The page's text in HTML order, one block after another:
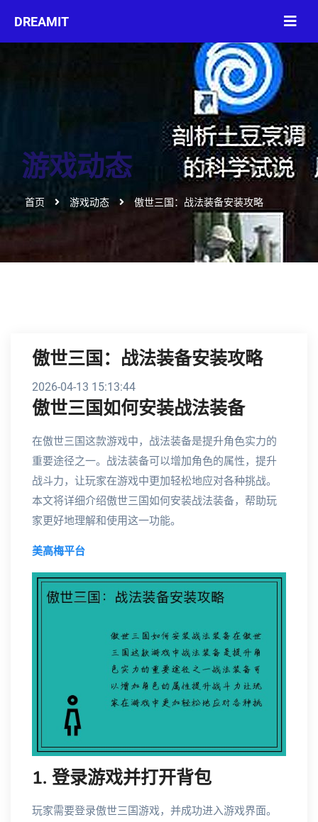
游戏动态
首页 游戏动态 傲世三国：战法装备安装攻略
傲世三国：战法装备安装攻略
2026-04-13 15:13:44
傲世三国如何安装战法装备
在傲世三国这款游戏中，战法装备是提升角色实力的
重要途径之一。战法装备可以增加角色的属性，提升
战斗力，让玩家在游戏中更加轻松地应对各种挑战。
本文将详细介绍傲世三国如何安装战法装备，帮助玩
家更好地理解和使用这一功能。
美高梅平台
1. 登录游戏并打开背包
玩家需要登录傲世三国游戏，并成功进入游戏界面。